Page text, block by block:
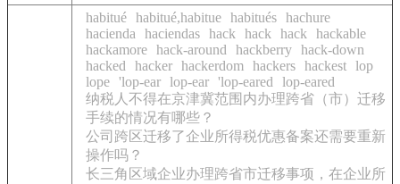
habitué habitué,habitue habitués hachure
hacienda
haciendas hack hack hack
hackable
hackamore hack-around hackberry hack-down
hacked
hacker hackerdom hackers hackest lop
lope 'lop-ear lop-ear 'lop-eared
lop-eared
纳税人不得在京津冀范围内办理跨省（市）迁移
手续的情况有哪些？
公司跨区迁移了企业所得税优惠备案还需要重新
操作吗？
长三角区域企业办理跨省市迁移事项，在企业所